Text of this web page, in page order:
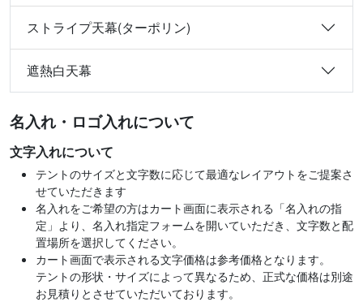
ストライプ天幕(ターポリン)
遮熱白天幕
名入れ・ロゴ入れについて
文字入れについて
テントのサイズと文字数に応じて最適なレイアウトをご提案さ
せていただきます
名入れをご希望の方はカート画面に表示される「名入れの指
定」より、名入れ指定フォームを開いていただき、文字数と配
置場所を選択してください。
カート画面で表示される文字価格は参考価格となります。
テントの形状・サイズによって異なるため、正式な価格は別途
お見積りとさせていただいております。